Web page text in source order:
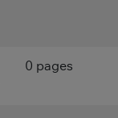
0 pages